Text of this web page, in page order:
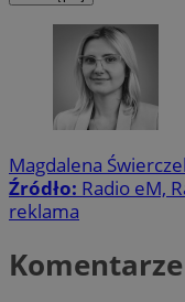
Magdalena
Źródło: Radio eM,
reklama